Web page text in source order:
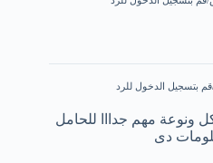
قم بتسجيل الدخول للرد
ونوعة مهم جدااا للحامل
دى